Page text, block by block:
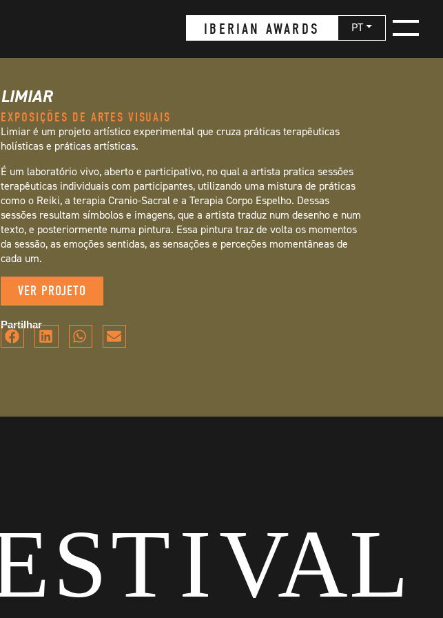
PT
IBERIAN AWARDS
LIMIAR
EXPOSIÇÕES DE ARTES VISUAIS
Limiar é um projeto artístico experimental que cruza práticas terapêuticas
holísticas e práticas artísticas.
É um laboratório vivo, aberto e participativo, no qual a artista pratica sessões
terapêuticas individuais com participantes, utilizando uma mistura de práticas
como o Reiki, a terapia Cranio-Sacral e a Terapia Corpo Espelho. Dessas
sessões resultam símbolos e imagens, que a artista traduz num desenho e num
texto, e posteriormente numa pintura. Essa pintura traz de volta os momentos
da sessão, as emoções sentidas, as sensações e perceções momentâneas de
cada um.
VER PROJETO
Partilhar
×